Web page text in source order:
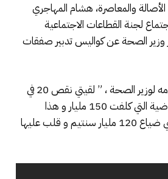
والمعاصرة، هشام المهاجري
لجنة القطاعات الاجتماعية
الصحة عن كواليس تدبير صفقات
المهاجري قال موجهاً كلامه لوزير الصحة ، ” لقيتي نقص 20 في
المائة في الصفقات التفاوضية التي كلفت 150 مليار و هذا
اعترافك في اللجنة ما يعني ضياع 120 مليار سنتيم و قلب عليها